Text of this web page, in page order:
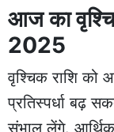
आज का
2025
वृश्चिक राशि को
प्रतिस्पर्धा बढ़
संभाल लेंगे. आर्थिक